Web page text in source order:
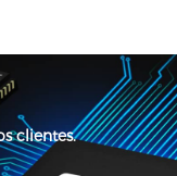
clientes.